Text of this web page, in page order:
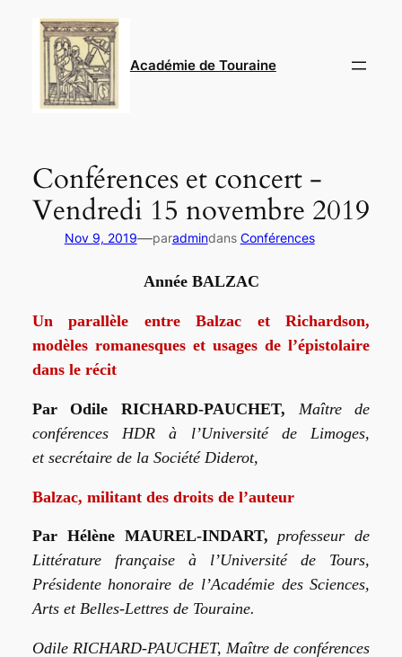
contenu
Académie de Touraine
Conférences et concert -
Vendredi 15 novembre 2019
Nov 9, 2019—paradmindans Conférences
Année BALZAC
Un parallèle entre Balzac et Richardson,
modèles romanesques et usages de l’épistolaire
dans le récit
Par Odile RICHARD-PAUCHET, Maître de
conférences HDR à l’Université de Limoges,
et secrétaire de la Société Diderot,
Balzac, militant des droits de l’auteur
Par Hélène MAUREL-INDART,professeur de
Littérature française à l’Université de Tours,
Présidente honoraire de l’Académie des Sciences,
Arts et Belles-Lettres de Touraine.
Odile RICHARD-PAUCHET, Maître de conférences